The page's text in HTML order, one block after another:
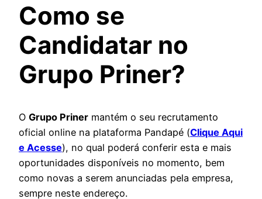
Como se
Candidatar no
Grupo Priner?
O Grupo Priner mantém o seu recrutamento
oficial online na plataforma Pandapé (Clique Aqui
e Acesse), no qual poderá conferir esta e mais
oportunidades disponíveis no momento, bem
como novas a serem anunciadas pela empresa,
sempre neste endereço.